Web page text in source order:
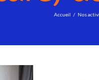
Accueil Nos